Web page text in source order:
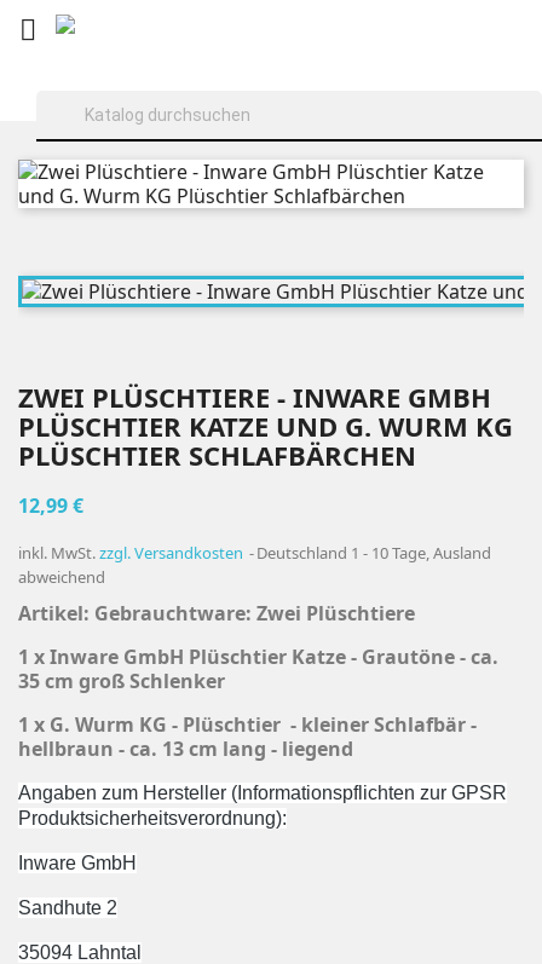

ZWEI PLÜSCHTIERE - INWARE GMBH
PLÜSCHTIER KATZE UND G. WURM KG
PLÜSCHTIER SCHLAFBÄRCHEN
12,99 €
inkl. MwSt.zzgl. Versandkosten
Deutschland 1 - 10 Tage, Ausland
abweichend
Artikel: Gebrauchtware: Zwei Plüschtiere
1 x Inware GmbH Plüschtier Katze - Grautöne - ca.
35 cm groß Schlenker
1 x G. Wurm KG - Plüschtier - kleiner Schlafbär -
hellbraun - ca. 13 cm lang - liegend
Angaben zum Hersteller (Informationspflichten zur GPSR
Produktsicherheitsverordnung):
Inware GmbH
Sandhute 2
35094 Lahntal